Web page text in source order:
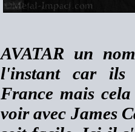
AVATAR un
l'instant car ils
France mais
voir avec James